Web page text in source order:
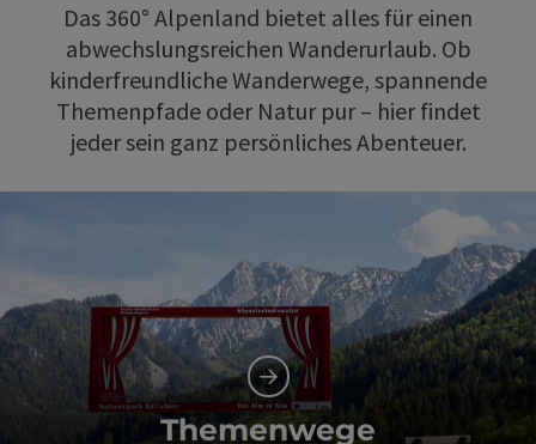
Das 360° Alpenland bietet alles für einen
abwechslungsreichen Wanderurlaub. Ob
kinderfreundliche Wanderwege, spannende
Themenpfade oder Natur pur – hier findet
jeder sein ganz persönliches Abenteuer.
Themenwege